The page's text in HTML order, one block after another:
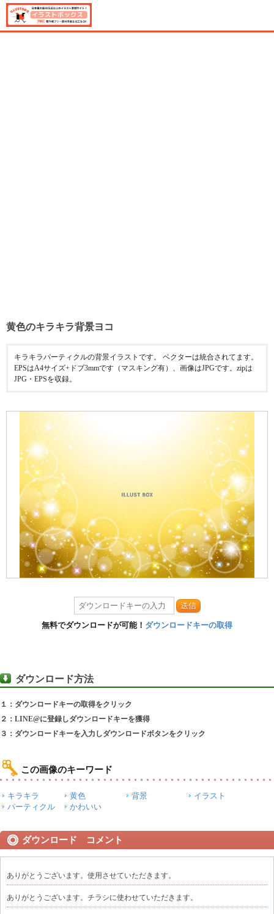
黄色のキラキラ背景ヨコ
キラキラパーティクルの背景イラストです。 ベクターは統合されてます。
EPSはA4サイズ+ドブ3mmです（マスキング有）、画像はJPGです。zipは
JPG・EPSを収録。
送信
無料でダウンロードが可能！ ダウンロードキーの取得
ダウンロード方法
１：ダウンロードキーの取得をクリック
２：LINE@に登録しダウンロードキーを獲得
３：ダウンロードキーを入力しダウンロードボタンをクリック
この画像のキーワード
キラキラ 黄色 背景
イラスト
パーティクル
かわいい
ダウンロード コメント
ありがとうございます。使用させていただきます。
ありがとうございます。チラシに使わせていただきます。